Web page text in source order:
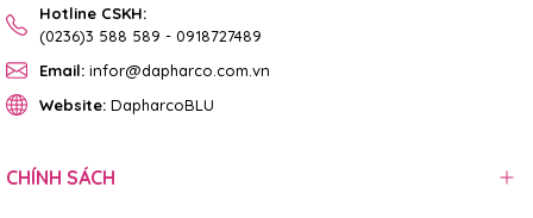
Hotline CSKH:
(0236)3 588 589 - 0918727489
Email: infor@dapharco.com.vn
Website: DapharcoBLU
CHÍNH SÁCH